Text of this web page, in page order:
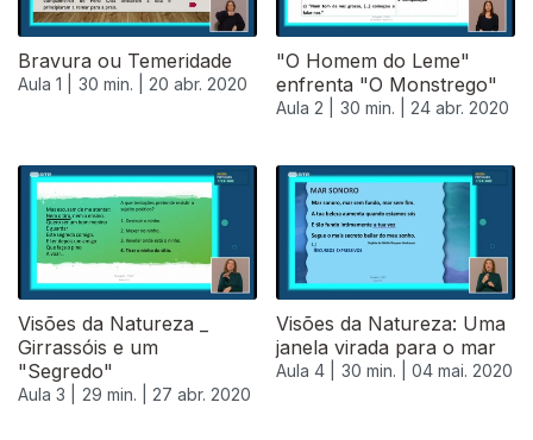
Bravura ou Temeridade
Aula 1 | 30 min. | 20 abr. 2020
"O Homem do Leme"
enfrenta "O Monstrego"
Aula 2 | 30 min. | 24 abr. 2020
Visões da Natureza _
Girrassóis e um
"Segredo"
Aula 3 | 29 min. | 27 abr. 2020
Visões da Natureza: Uma
janela virada para o mar
Aula 4 | 30 min. | 04 mai. 2020